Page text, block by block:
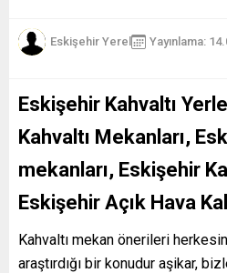
Eskişehir Yerel Yayınlama:
Eskişehir Kahvaltı
Kahvaltı Mekanları,
mekanları, Eskişehir
Eskişehir Açık Hava
Kahvaltı mekan önerileri
araştırdığı bir konudur aşikar,